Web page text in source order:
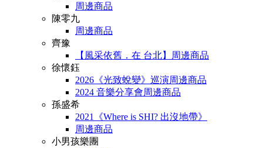
周邊商品
陳零九
周邊商品
齊豫
【風采依舊．在 台北】周邊商品
徐懷鈺
2026《光致蛻變》巡演周邊商品
2024 音樂分享會周邊商品
孫盛希
2021《Where is SHI? 出沒地帶》
周邊商品
小男孩樂團